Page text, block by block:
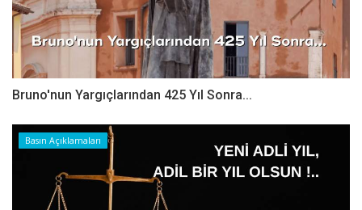
Bruno'nun Yargıçlarından 425 Yıl Sonra...
Basın Açıklamaları